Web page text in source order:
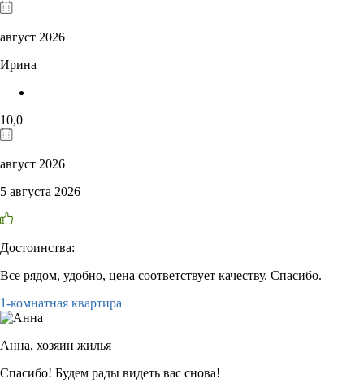
август 2026
Ирина
10,0
август 2026
5 августа 2026
Достоинства:
Все рядом, удобно, цена соответствует качеству. Спасибо.
1-комнатная квартира
Анна, хозяин жилья
Спасибо! Будем рады видеть вас снова!